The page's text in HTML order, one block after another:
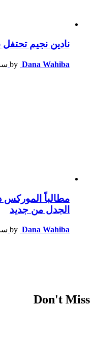
نادين نجيم
by Dana Wahiba
مطالباً الموركس
الجدل من جديد
by Dana Wahiba
Don't Miss